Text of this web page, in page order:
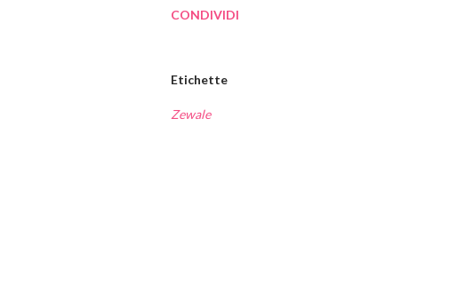
CONDIVIDI
Etichette
Zewale